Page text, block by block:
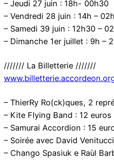
– Jeudi 27 juin : 18h- 00h30
– Vendredi 28 juin : 14h –
– Samedi 39 juin : 12h30 –
– Dimanche 1er juillet : 9h –
/////// La Billetterie ///////
– ThierRy Ro(ck)ques, 2
– Kite Flying Band : 12 euros
– Samurai Accordion : 15
– Soirée avec David
– Chango Spasiuk e Raùl